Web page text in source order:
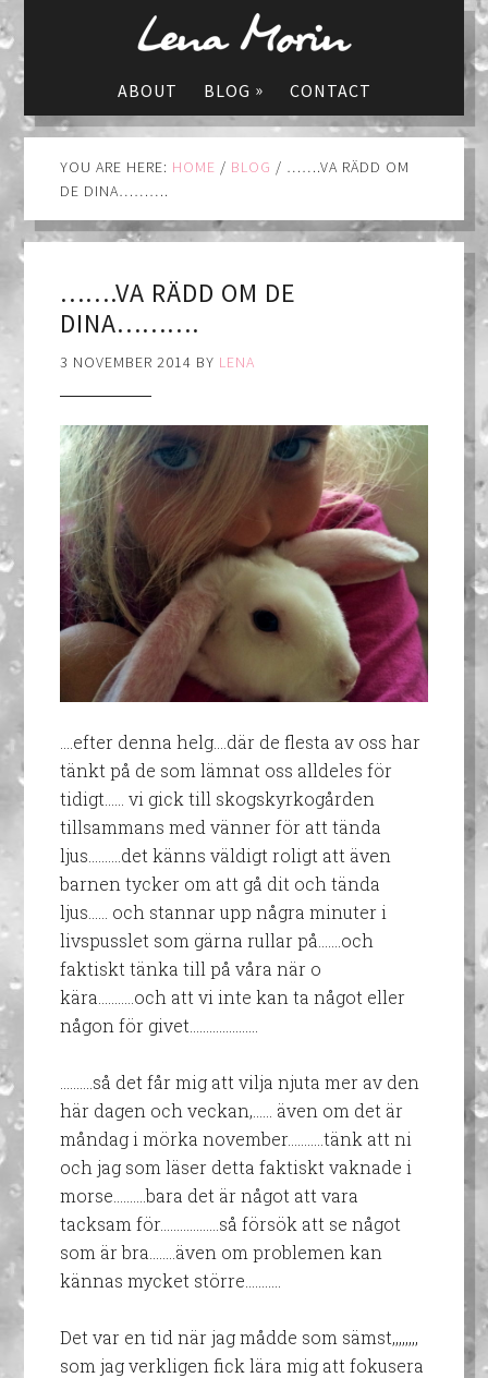
ABOUT BLOG » CONTACT
YOU ARE HERE: HOME / BLOG / …….VA RÄDD OM
DE DINA……….
…….VA RÄDD OM DE
DINA……….
3 NOVEMBER 2014 BY LENA
….efter denna helg….där de flesta av oss har
tänkt på de som lämnat oss alldeles för
tidigt…… vi gick till skogskyrkogården
tillsammans med vänner för att tända
ljus……….det känns väldigt roligt att även
barnen tycker om att gå dit och tända
ljus…… och stannar upp några minuter i
livspusslet som gärna rullar på…….och
faktiskt tänka till på våra när o
kära………..och att vi inte kan ta något eller
någon för givet…………………
……….så det får mig att vilja njuta mer av den
här dagen och veckan,…… även om det är
måndag i mörka november………..tänk att ni
och jag som läser detta faktiskt vaknade i
morse……….bara det är något att vara
tacksam för………………så försök att se något
som är bra……..även om problemen kan
kännas mycket större………..
Det var en tid när jag mådde som sämst,,,,,,,,
som jag verkligen fick lära mig att fokusera